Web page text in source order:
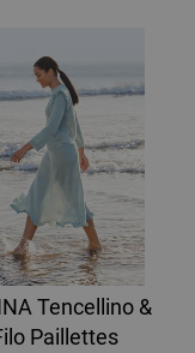
Tencellino &
Paillettes